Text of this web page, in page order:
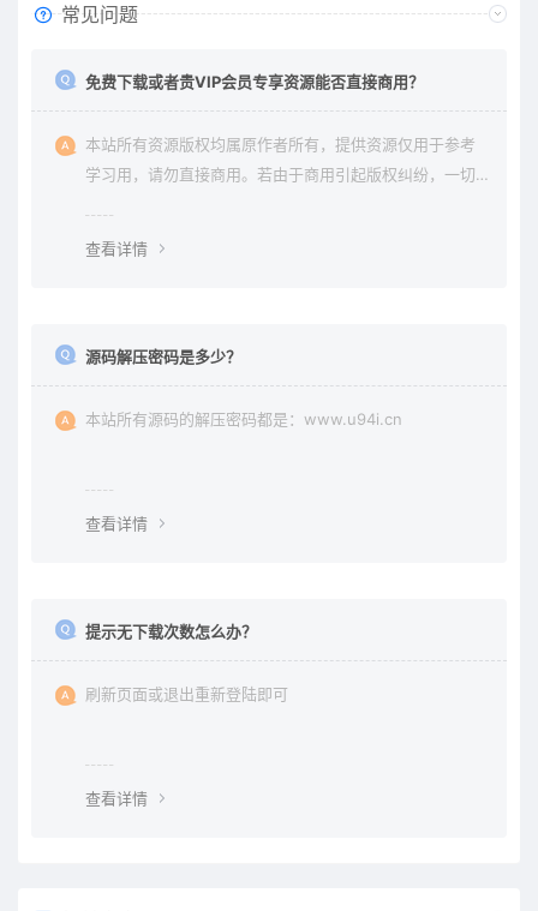
常见问题
免费下载或者贵VIP会员专享资源能否直接商用？
本站所有资源版权均属原作者所有，提供资源仅用于参考
学习用，请勿直接商用。若由于商用引起版权纠纷，一切
查看详情
源码解压密码是多少？
本站所有源码的解压密码都是：www.u94i.cn
查看详情
提示无下载次数怎么办？
刷新页面或退出重新登陆即可
查看详情